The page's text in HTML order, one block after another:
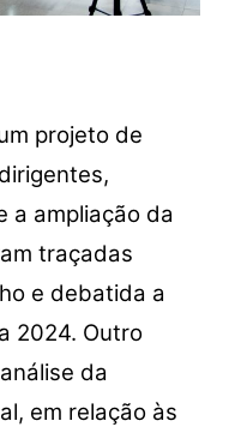
projeto de
a ampliação da
traçadas
e debatida a
2024. Outro
da
em relação às